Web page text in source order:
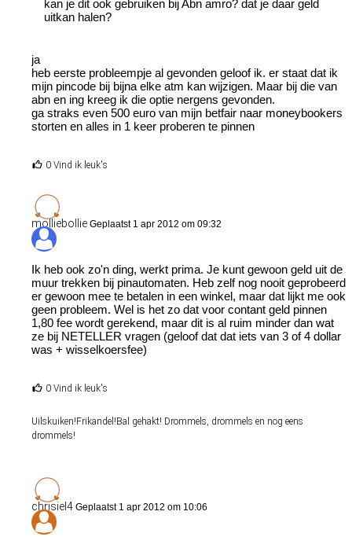
kan je dit ook gebruiken bij Abn amro? dat je daar geld
uitkan halen?
ja
heb eerste probleempje al gevonden geloof ik. er staat dat ik
mijn pincode bij bijna elke atm kan wijzigen. Maar bij die van
abn en ing kreeg ik die optie nergens gevonden.
ga straks even 500 euro van mijn betfair naar moneybookers
storten en alles in 1 keer proberen te pinnen
0 Vind ik leuk's
molliebollie Geplaatst 1 apr 2012 om 09:32
Ik heb ook zo'n ding, werkt prima. Je kunt gewoon geld uit de
muur trekken bij pinautomaten. Heb zelf nog nooit geprobeerd
er gewoon mee te betalen in een winkel, maar dat lijkt me ook
geen probleem. Wel is het zo dat voor contant geld pinnen
1,80 fee wordt gerekend, maar dit is al ruim minder dan wat
ze bij NETELLER vragen (geloof dat dat iets van 3 of 4 dollar
was + wisselkoersfee)
0 Vind ik leuk's
Uilskuiken!Frikandel!Bal gehakt! Drommels, drommels en nog eens
drommels!
chrisiel4 Geplaatst 1 apr 2012 om 10:06